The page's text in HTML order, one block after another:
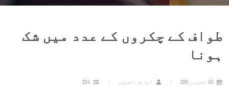
طواف کے چکروں کے عدد میں شک
ہونا
أمانة الفتوى